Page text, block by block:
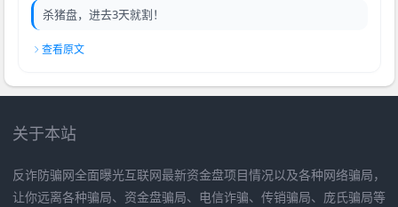
杀猪盘，进去3天就割！
查看原文
关于本站
反诈防骗网全面曝光互联网最新资金盘项目情况以及各种网络骗局，
让你远离各种骗局、资金盘骗局、电信诈骗、传销骗局、庞氏骗局等